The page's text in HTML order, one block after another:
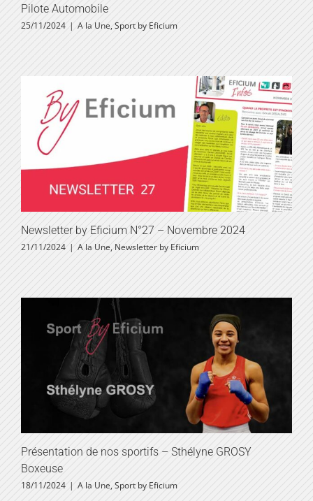
Pilote Automobile
25/11/2024 | A la Une, Sport by Eficium
Newsletter by Eficium N°27 – Novembre 2024
21/11/2024 | A la Une, Newsletter by Eficium
Présentation de nos sportifs – Sthélyne GROSY
Boxeuse
18/11/2024 | A la Une,Sport by Eficium